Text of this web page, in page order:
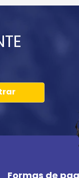
Formas de